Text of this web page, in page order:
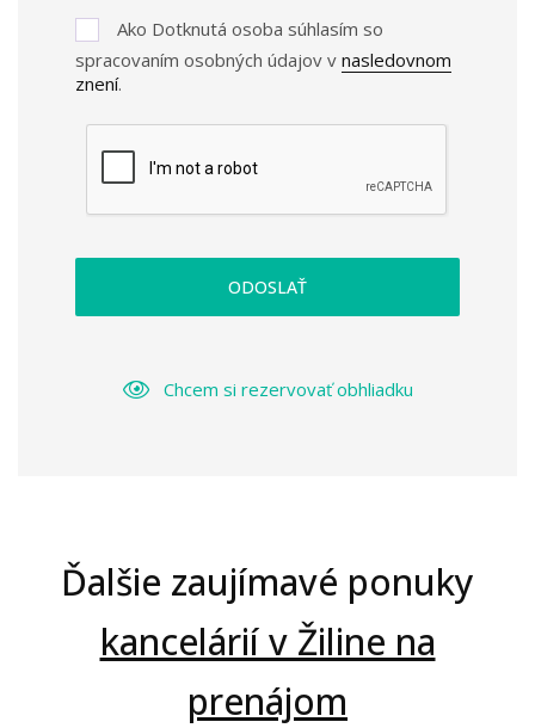
Ako Dotknutá osoba súhlasím so
spracovaním osobných údajov v nasledovnom
znení.
ODOSLAŤ
Chcem si rezervovať obhliadku
Ďalšie zaujímavé ponuky
kancelárií v Žiline na
prenájom